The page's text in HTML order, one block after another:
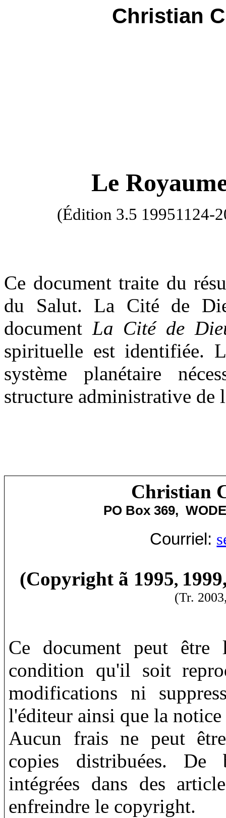
Christian
Le
(Édition 3.5 19951124-
Ce document traite du
du Salut. La Cité de
document La Cité de
spirituelle est identifiée.
système planétaire
structure administrative de
Christian
PO Box 369,
Courriel:
(Copyright ã 1995,
(Tr.
Ce document peut
condition qu'il soit
modifications ni
l'éditeur ainsi que la
Aucun frais ne peut
copies distribuées. De
intégrées dans des
enfreindre le copyright.